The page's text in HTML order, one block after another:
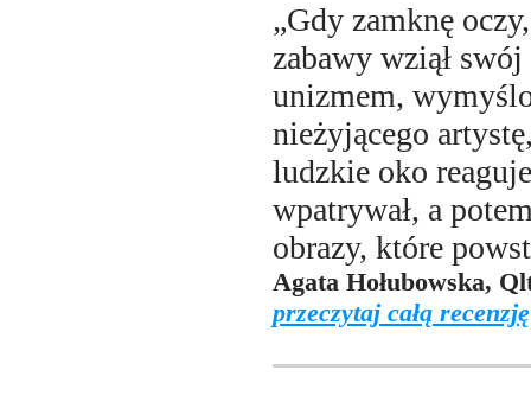
„Gdy zamknę
zabawy wziął
unizmem,
nieżyjącego
ludzkie oko
wpatrywał, a
obrazy, które
Agata Hołubowska,
przeczytaj całą recenzję